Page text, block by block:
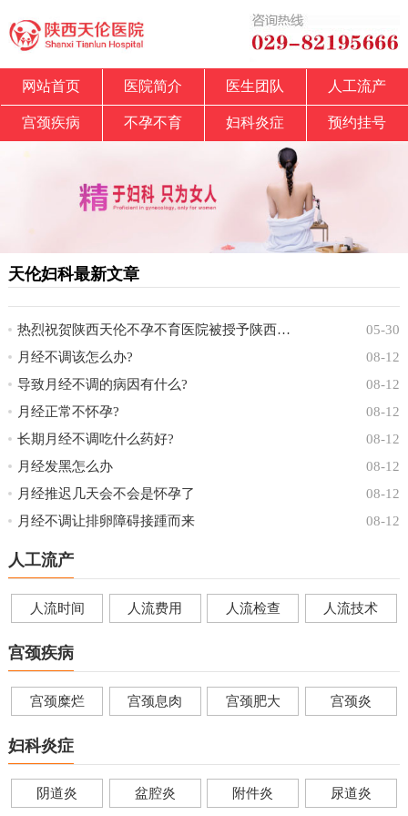
网站首页 医院简介 医生团队 人工流产
宫颈疾病 不孕不育 妇科炎症 预约挂号
天伦妇科最新文章
05-30
热烈祝贺陕西天伦不孕不育医院被授予陕西省中
08-12
月经不调该怎么办?
08-12
导致月经不调的病因有什么?
08-12
月经正常不怀孕?
08-12
长期月经不调吃什么药好?
08-12
月经发黑怎么办
08-12
月经推迟几天会不会是怀孕了
08-12
月经不调让排卵障碍接踵而来
人工流产
人流时间 人流费用 人流检查 人流技术
宫颈疾病
宫颈糜烂 宫颈息肉 宫颈肥大 宫颈炎
妇科炎症
阴道炎 盆腔炎 附件炎 尿道炎